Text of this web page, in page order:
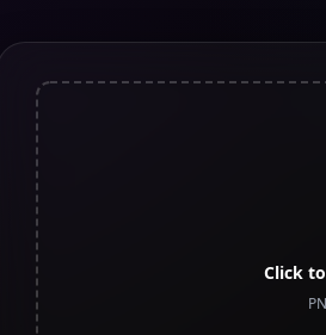
Click